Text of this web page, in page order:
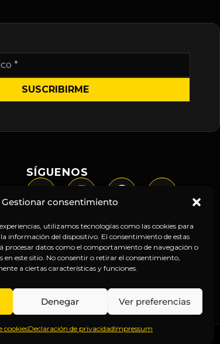
Gestionar consentimiento
utilizamos tecnologías como las cookies para
información del dispositivo. El consentimiento de estas
procesar datos como el comportamiento de navegación o
en este sitio. No consentir o retirar el consentimiento,
a ciertas características y funciones.
Denegar Ver preferencias
cookiesDeclaración de privacidadImpressum
SÍGUENOS